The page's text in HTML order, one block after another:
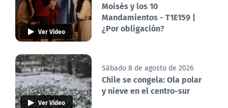
Ver Video
Moisés y los 10
Mandamientos - T1E159 |
¿Por obligación?
Ver Video
Sábado 8 de agosto de 2026
Chile se congela: Ola polar
y nieve en el centro-sur